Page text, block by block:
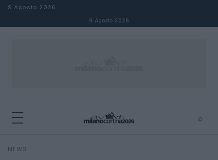
Salta al contenuto
9 Agosto 2026
9 Agosto 2026
⌕
Cerca
NEWS